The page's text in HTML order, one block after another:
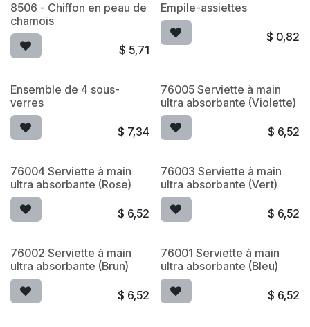
8506 - Chiffon en peau de
chamois
$ 5,71
Empile-assiettes
$ 0,82
Ensemble de 4 sous-
verres
$ 7,34
76005 Serviette à main
ultra absorbante (Violette)
$ 6,52
76004 Serviette à main
ultra absorbante (Rose)
$ 6,52
76003 Serviette à main
ultra absorbante (Vert)
$ 6,52
76002 Serviette à main
ultra absorbante (Brun)
$ 6,52
76001 Serviette à main
ultra absorbante (Bleu)
$ 6,52